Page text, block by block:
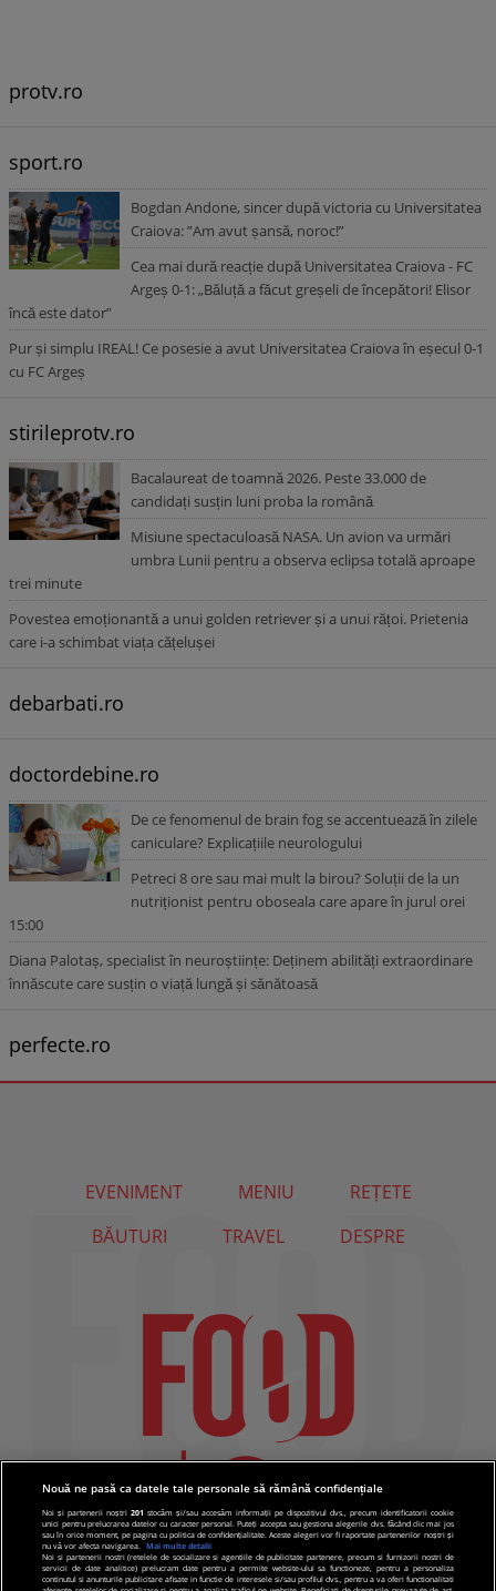
protv.ro
sport.ro
Bogdan Andone, sincer după victoria cu Universitatea
Craiova: ”Am avut șansă, noroc!”
Cea mai dură reacție după Universitatea Craiova - FC
Argeș 0-1: „Băluță a făcut greșeli de începători! Elisor
încă este dator”
Pur și simplu IREAL! Ce posesie a avut Universitatea Craiova în eșecul 0-1
cu FC Argeș
stirileprotv.ro
Bacalaureat de toamnă 2026. Peste 33.000 de
candidați susțin luni proba la română
Misiune spectaculoasă NASA. Un avion va urmări
umbra Lunii pentru a observa eclipsa totală aproape
trei minute
Povestea emoționantă a unui golden retriever și a unui rățoi. Prietenia
care i-a schimbat viața cățelușei
debarbati.ro
doctordebine.ro
De ce fenomenul de brain fog se accentuează în zilele
caniculare? Explicațiile neurologului
Petreci 8 ore sau mai mult la birou? Soluții de la un
nutriționist pentru oboseala care apare în jurul orei
15:00
Diana Palotaș, specialist în neuroștiințe: Deținem abilități extraordinare
înnăscute care susțin o viață lungă și sănătoasă
perfecte.ro
EVENIMENT MENIU
REȚETE
BĂUTURI
TRAVEL DESPRE
Nouă ne pasă ca datele tale personale să rămână confidențiale
Noi și partenerii noștri201 stocăm și/sau accesăm informații pe dispozitivul dvs., precum identificatorii cookie
unici pentru prelucrarea datelor cu caracter personal. Puteți accepta sau gestiona alegerile dvs. făcând clic mai jos
sau în orice moment, pe pagina cu politica de confidențialitate. Aceste alegeri vor fi raportate partenerilor noștri și
nu vă vor afecta navigarea.
Mai multe detalii
Noi si partenerii nostri (retelele de socializare si agentiile de publicitate partenere, precum si furnizorii nostri de
servicii de date analitice) prelucram date pentru a permite website-ului sa functioneze, pentru a personaliza
continutul si anunturile publicitare afisate in functie de interesele si/sau profilul dvs., pentru a va oferi functionalitati